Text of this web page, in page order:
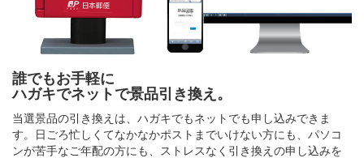
誰でもお手軽に
ハガキでネットで景品引き換え。
当選景品の引き換えは、ハガキでもネットでも申し込みできま
す。日ごろ忙しくてなかなかポストまでいけない方にも、パソコ
ンが苦手なご年配の方にも、ストレスなく引き換えの申し込みを